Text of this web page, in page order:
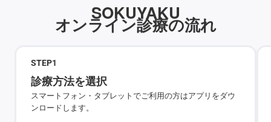
SOKUYAKU
オンライン診療の流れ
STEP1
診療方法を選択
スマートフォン・タブレットでご利用の方はアプリをダウ
ンロードします。